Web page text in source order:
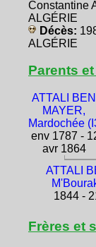
Constantine
ALGÉRIE
Décès:
ALGÉRIE
Parents
ATTALI BEN
MAYER,
Mardochée
env 1787 -
avr 1864
ATTALI
1844 -
Frères et